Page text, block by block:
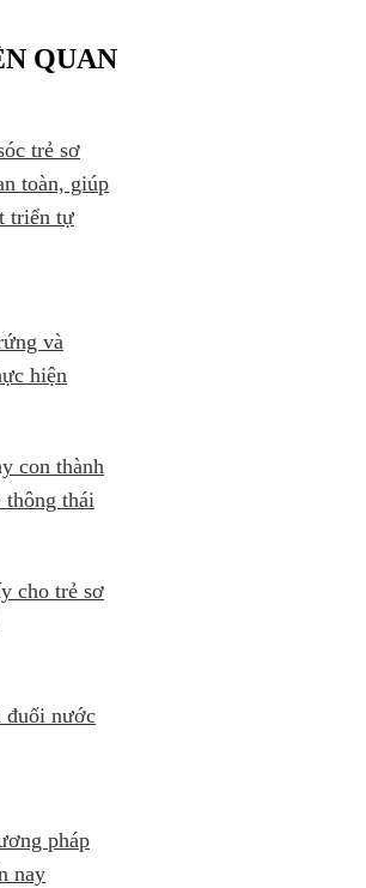
QUAN
trẻ sơ
toàn, giúp
triển tự
và
hiện
con thành
thông thái
cho trẻ sơ
đuối nước
pháp
nay